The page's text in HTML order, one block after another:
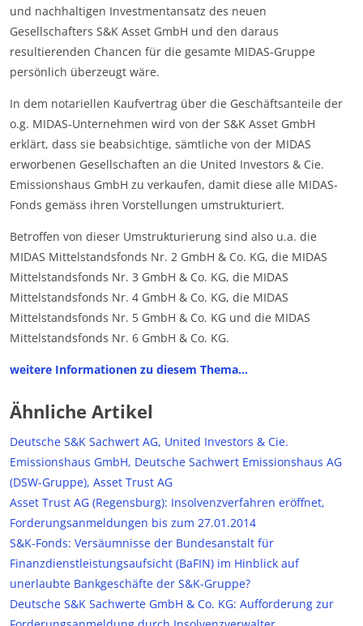
und nachhaltigen Investmentansatz des neuen
Gesellschafters S&K Asset GmbH und den daraus
resultierenden Chancen für die gesamte MIDAS-Gruppe
persönlich überzeugt wäre.
In dem notariellen Kaufvertrag über die Geschäftsanteile der
o.g. MIDAS-Unternehmen wird von der S&K Asset GmbH
erklärt, dass sie beabsichtige, sämtliche von der MIDAS
erworbenen Gesellschaften an die United Investors & Cie.
Emissionshaus GmbH zu verkaufen, damit diese alle MIDAS-
Fonds gemäss ihren Vorstellungen umstrukturiert.
Betroffen von dieser Umstrukturierung sind also u.a. die
MIDAS Mittelstandsfonds Nr. 2 GmbH & Co. KG, die MIDAS
Mittelstandsfonds Nr. 3 GmbH & Co. KG, die MIDAS
Mittelstandsfonds Nr. 4 GmbH & Co. KG, die MIDAS
Mittelstandsfonds Nr. 5 GmbH & Co. KG und die MIDAS
Mittelstandsfonds Nr. 6 GmbH & Co. KG.
weitere Informationen zu diesem Thema…
Ähnliche Artikel
Deutsche S&K Sachwert AG, United Investors & Cie.
Emissionshaus GmbH, Deutsche Sachwert Emissionshaus AG
(DSW-Gruppe), Asset Trust AG
Asset Trust AG (Regensburg): Insolvenzverfahren eröffnet,
Forderungsanmeldungen bis zum 27.01.2014
S&K-Fonds: Versäumnisse der Bundesanstalt für
Finanzdienstleistungsaufsicht (BaFIN) im Hinblick auf
unerlaubte Bankgeschäfte der S&K-Gruppe?
Deutsche S&K Sachwerte GmbH & Co. KG: Aufforderung zur